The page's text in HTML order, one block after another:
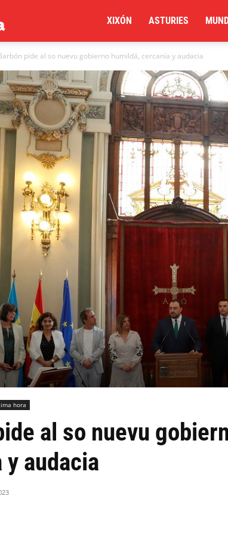
al
día
XIXÓN ASTURIES
pide al so nuevu gobierno humildá, cercanía y audacia
hora
al so nuevu
audacia